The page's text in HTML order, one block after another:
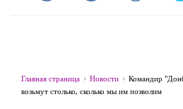
Главная страница Новости
Командир
возьмут столько, сколько мы им позволим